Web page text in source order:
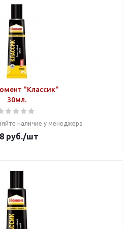
"Классик"
30мл.
наличие у менеджера
руб./шт